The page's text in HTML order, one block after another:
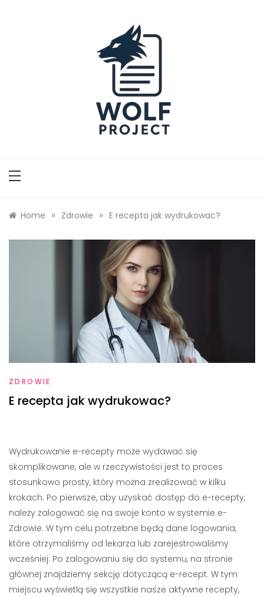
Home » Zdrowie » E recepta jak wydrukowac?
ZDROWIE
E recepta jak wydrukowac?
Wydrukowanie e-recepty może wydawać się
skomplikowane, ale w rzeczywistości jest to proces
stosunkowo prosty, który można zrealizować w kilku
krokach. Po pierwsze, aby uzyskać dostęp do e-recepty,
należy zalogować się na swoje konto w systemie e-
Zdrowie. W tym celu potrzebne będą dane logowania,
które otrzymaliśmy od lekarza lub zarejestrowaliśmy
wcześniej. Po zalogowaniu się do systemu, na stronie
głównej znajdziemy sekcję dotyczącą e-recept. W tym
miejscu wyświetlą się wszystkie nasze aktywne recepty,